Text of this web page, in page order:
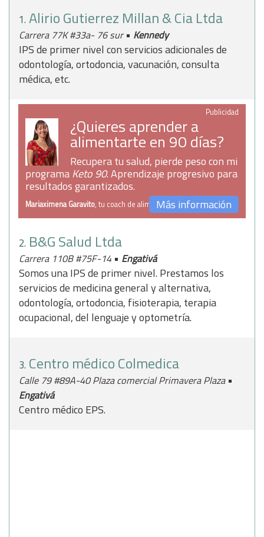
1. Alirio Gutierrez Millan & Cia Ltda
Carrera 77K #33a- 76 sur• Kennedy
IPS de primer nivel con servicios adicionales de
odontología, ortodoncia, vacunación, consulta
médica, etc.
Publicidad
¿Quieres aprender a
alimentarte en 90 días?
Recupera tu salud, pierde peso con mi
programaKeto 90. Aprendizaje progresivo para
resultados garantizados.
Mariaximena Garavito, tu coach de alimentaciónMás información
2. B&G Salud Ltda
Carrera 110B #75F-14 • Engativá
Somos una IPS de primer nivel. Prestamos los
servicios de medicina general y alternativa,
odontología, ortodoncia, fisioterapia, terapia
ocupacional, del lenguaje y optometría.
3. Centro médico Colmedica
Calle 79 #89A-40 Plaza comercial Primavera Plaza •
Engativá
Centro médico EPS.